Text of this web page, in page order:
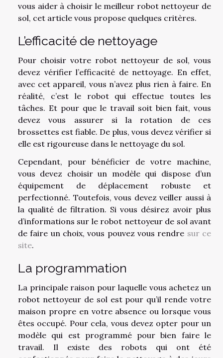
vous aider à choisir le meilleur robot nettoyeur de
sol, cet article vous propose quelques critères.
L’efficacité de nettoyage
Pour choisir votre robot nettoyeur de sol, vous
devez vérifier l’efficacité de nettoyage. En effet,
avec cet appareil, vous n’avez plus rien à faire. En
réalité, c’est le robot qui effectue toutes les
tâches. Et pour que le travail soit bien fait, vous
devez vous assurer si la rotation de ces
brossettes est fiable. De plus, vous devez vérifier si
elle est rigoureuse dans le nettoyage du sol.
Cependant, pour bénéficier de votre machine,
vous devez choisir un modèle qui dispose d’un
équipement de déplacement robuste et
perfectionné. Toutefois, vous devez veiller aussi à
la qualité de filtration. Si vous désirez avoir plus
d’informations sur le robot nettoyeur de sol avant
de faire un choix, vous pouvez vous rendre sur ce
site.
La programmation
La principale raison pour laquelle vous achetez un
robot nettoyeur de sol est pour qu’il rende votre
maison propre en votre absence ou lorsque vous
êtes occupé. Pour cela, vous devez opter pour un
modèle qui est programmé pour bien faire le
travail. Il existe des robots qui ont été